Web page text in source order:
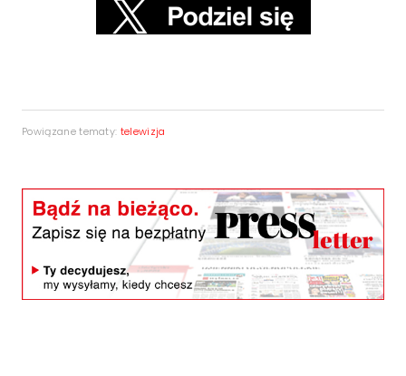
Powiązane tematy: telewizja